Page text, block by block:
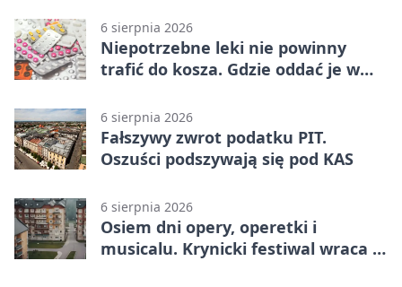
6 sierpnia 2026
Niepotrzebne leki nie powinny
trafić do kosza. Gdzie oddać je w
6 sierpnia 2026
Fałszywy zwrot podatku PIT.
Oszuści podszywają się pod KAS
6 sierpnia 2026
Osiem dni opery, operetki i
musicalu. Krynicki festiwal wraca z